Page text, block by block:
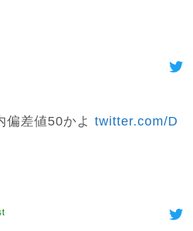
偏差値50かよ twitter.com/D